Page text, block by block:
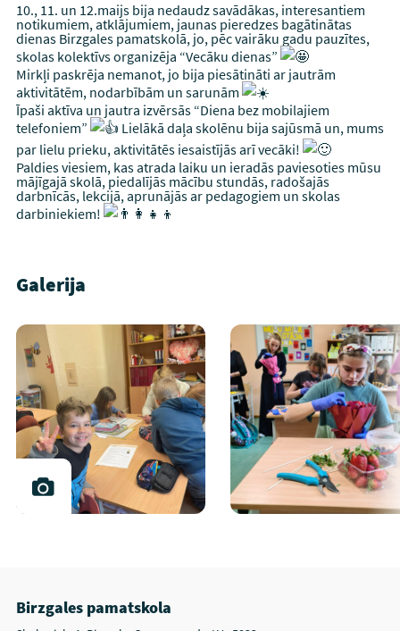
10., 11. un 12.maijs bija nedaudz savādākas, interesantiem
notikumiem, atklājumiem, jaunas pieredzes bagātinātas
dienas Birzgales pamatskolā, jo, pēc vairāku gadu pauzītes,
skolas kolektīvs organizēja “Vecāku dienas”
Mirkļi paskrēja nemanot, jo bija piesātināti ar jautrām
aktivitātēm, nodarbībām un sarunām
Īpaši aktīva un jautra izvērsās “Diena bez mobilajiem
telefoniem”
Lielākā daļa skolēnu bija sajūsmā un, mums
par lielu prieku, aktivitātēs iesaistījās arī vecāki!
Paldies viesiem, kas atrada laiku un ieradās paviesoties mūsu
mājīgajā skolā, piedalījās mācību stundās, radošajās
darbnīcās, lekcijā, aprunājās ar pedagogiem un skolas
darbiniekiem!
Galerija
Birzgales pamatskola